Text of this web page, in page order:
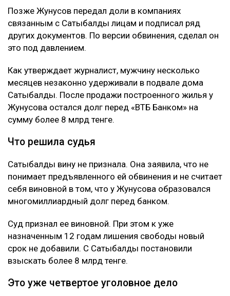
Позже Жунусов передал доли в компаниях
связанным с Сатыбалды лицам и подписал ряд
других документов. По версии обвинения, сделал он
это под давлением.
Как утверждает журналист, мужчину несколько
месяцев незаконно удерживали в подвале дома
Сатыбалды. После продажи построенного жилья у
Жунусова остался долг перед «ВТБ Банком» на
сумму более 8 млрд тенге.
Что решила судья
Сатыбалды вину не признала. Она заявила, что не
понимает предъявленного ей обвинения и не считает
себя виновной в том, что у Жунусова образовался
многомиллиардный долг перед банком.
Суд признал ее виновной. При этом к уже
назначенным 12 годам лишения свободы новый
срок не добавили. С Сатыбалды постановили
взыскать более 8 млрд тенге.
Это уже четвертое уголовное дело